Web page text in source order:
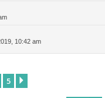
10:42 am
5